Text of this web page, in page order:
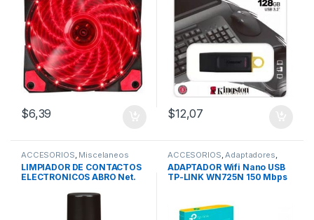
$6,39 $12,07
ACCESORIOS Miscelaneos
LIMPIADOR DE CONTACTOS
ELECTRONICOS ABRO Net.
ACCESORIOS Adaptadores
REDES, Adaptadores Wifi
Bluetooth
ADAPTADOR Wifi Nano USB
TP-LINK WN725N 150 Mbps